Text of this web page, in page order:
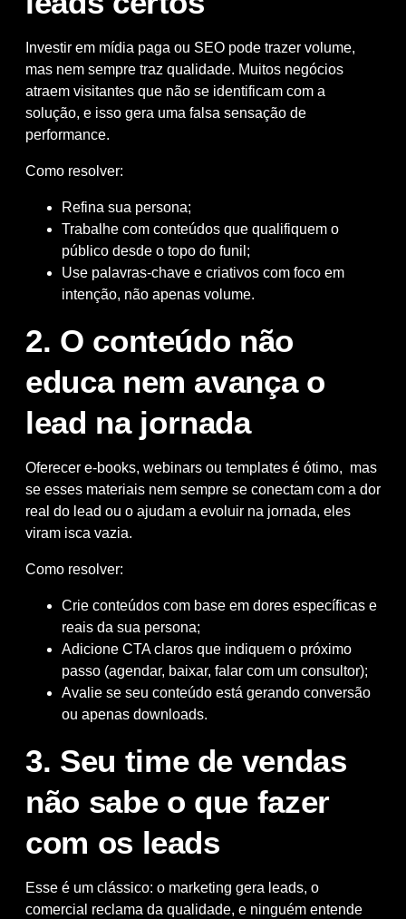
Investir em mídia paga ou SEO pode trazer volume,
mas nem sempre traz qualidade. Muitos negócios
atraem visitantes que não se identificam com a
solução, e isso gera uma falsa sensação de
performance.
Como resolver:
Refina sua persona;
Trabalhe com conteúdos que qualifiquem o
público desde o topo do funil;
Use palavras-chave e criativos com foco em
intenção, não apenas volume.
2. O conteúdo não
educa nem avança o
lead na jornada
Oferecer e-books, webinars ou templates é ótimo, mas
se esses materiais nem sempre se conectam com a dor
real do lead ou o ajudam a evoluir na jornada, eles
viram isca vazia.
Como resolver:
Crie conteúdos com base em dores específicas e
reais da sua persona;
Adicione CTA claros que indiquem o próximo
passo (agendar, baixar, falar com um consultor);
Avalie se seu conteúdo está gerando conversão
ou apenas downloads.
3. Seu time de vendas
não sabe o que fazer
com os leads
Esse é um clássico: o marketing gera leads, o
comercial reclama da qualidade, e ninguém entende